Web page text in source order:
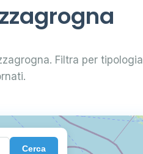
Filtra per tipologia
Cerca